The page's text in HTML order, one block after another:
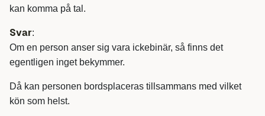
kan komma på tal.
Svar:
Om en person anser sig vara ickebinär, så finns det
egentligen inget bekymmer.
Då kan personen bordsplaceras tillsammans med vilket
kön som helst.